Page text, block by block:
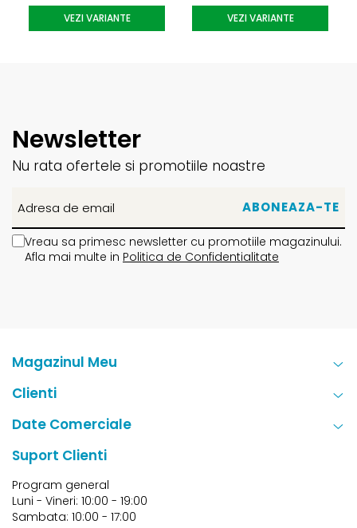
VEZI VARIANTE VEZI VARIANTE
Newsletter
Nu rata ofertele si promotiile noastre
Vreau sa primesc newsletter cu promotiile magazinului.
Afla mai multe in Politica de Confidentialitate
Magazinul Meu
Clienti
Date Comerciale
Suport Clienti
Program general
Luni - Vineri: 10:00 - 19:00
Sambata: 10:00 - 17:00